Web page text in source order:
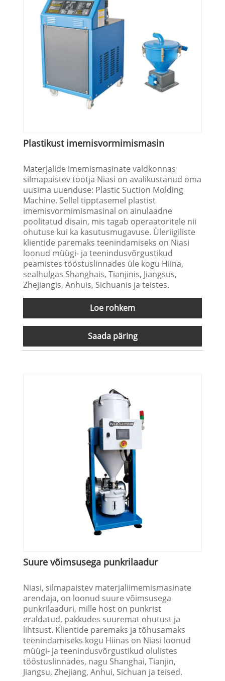
Plastikust imemisvormimismasin
Materjalide imemismasinate valdkonnas
silmapaistev tootja Niasi on avalikustanud oma
uusima uuenduse: Plastic Suction Molding
Machine. Sellel tipptasemel plastist
imemisvormimismasinal on ainulaadne
poolitatud disain, mis tagab operaatoritele nii
ohutuse kui ka kasutusmugavuse. Üleriigiliste
klientide paremaks teenindamiseks on Niasi
loonud müügi- ja teenindusvõrgustikud
peamistes tööstuslinnades üle kogu Hiina,
sealhulgas Shanghais, Tianjinis, Jiangsus,
Zhejiangis, Anhuis, Sichuanis ja teistes.
Loe rohkem
Saada päring
Suure võimsusega punkrilaadur
Niasi, silmapaistev materjaliimemismasinate
arendaja, on loonud suure võimsusega
punkrilaaduri, mille host on punkrist
eraldatud, pakkudes suuremat ohutust ja
lihtsust. Klientide paremaks ja tõhusamaks
teenindamiseks kogu Hiinas on Niasi loonud
müügi- ja teenindusvõrgustikud olulistes
tööstuslinnades, nagu Shanghai, Tianjin,
Jiangsu, Zhejiang, Anhui, Sichuan ja teised.